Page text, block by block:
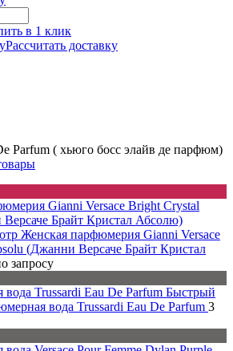
в 1 клик
Рассчитать доставку
Parfum ( хьюго босс элайв де парфюм)
Женская парфюмерия Gianni Versace
(Джанни Версаче Брайт Кристал
запросу
Быстрый
вода Trussardi Eau De Parfum 3